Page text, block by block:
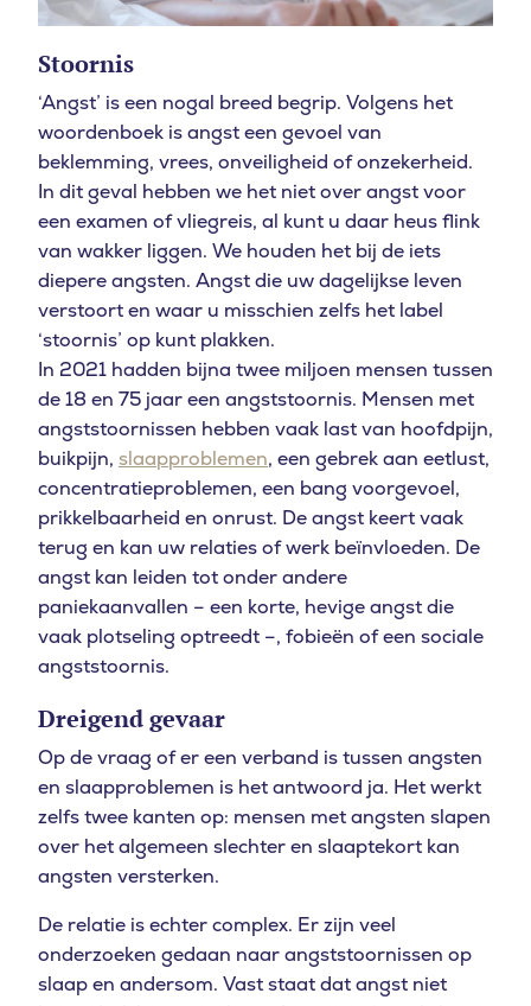
Stoornis
‘Angst’ is een nogal breed begrip. Volgens het
woordenboek is angst een gevoel van
beklemming, vrees, onveiligheid of onzekerheid.
In dit geval hebben we het niet over angst voor
een examen of vliegreis, al kunt u daar heus flink
van wakker liggen. We houden het bij de iets
diepere angsten. Angst die uw dagelijkse leven
verstoort en waar u misschien zelfs het label
‘stoornis’ op kunt plakken.
In 2021 hadden bijna twee miljoen mensen tussen
de 18 en 75 jaar een angststoornis. Mensen met
angststoornissen hebben vaak last van hoofdpijn,
buikpijn, slaapproblemen, een gebrek aan eetlust,
concentratieproblemen, een bang voorgevoel,
prikkelbaarheid en onrust. De angst keert vaak
terug en kan uw relaties of werk beïnvloeden. De
angst kan leiden tot onder andere
paniekaanvallen – een korte, hevige angst die
vaak plotseling optreedt –, fobieën of een sociale
angststoornis.
Dreigend gevaar
Op de vraag of er een verband is tussen angsten
en slaapproblemen is het antwoord ja. Het werkt
zelfs twee kanten op: mensen met angsten slapen
over het algemeen slechter en slaaptekort kan
angsten versterken.
De relatie is echter complex. Er zijn veel
onderzoeken gedaan naar angststoornissen op
slaap en andersom. Vast staat dat angst niet